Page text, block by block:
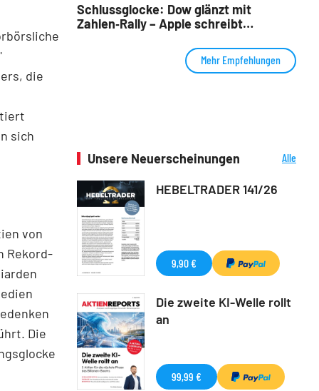
die
sich
von
Rekord-
Die
Schlussglocke: Dow glänzt mit
Zahlen‑Rally – Apple schreibt
Mehr Empfehlungen
Unsere Neuerscheinungen
Alle
HEBELTRADER 141/26
9,90 €
Die zweite KI-Welle rollt
an
99,99 €